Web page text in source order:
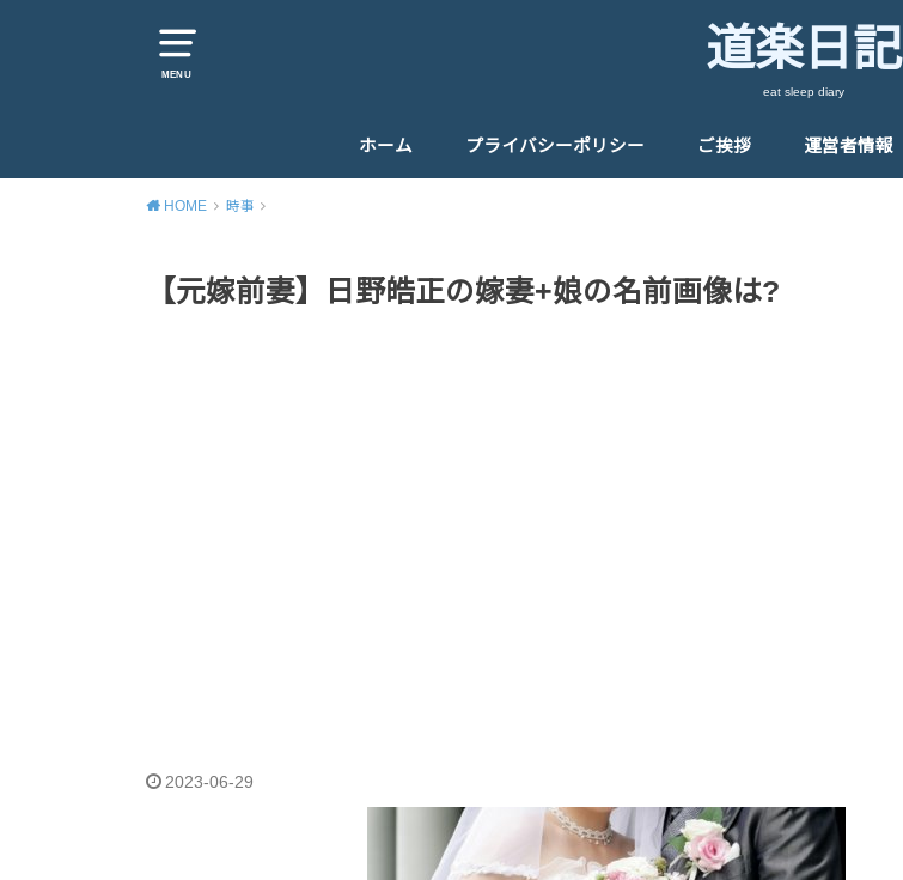
MENU 道楽日記
eat sleep diary
ホーム プライバシーポリシー ご挨拶 運営者情報
HOME 時事
【元嫁前妻】日野皓正の嫁妻+娘の名前画像は?
2023-06-29